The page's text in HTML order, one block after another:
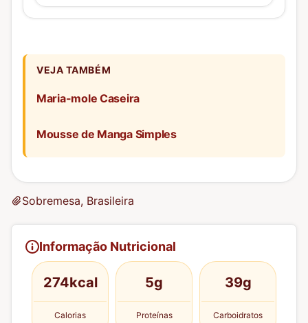
VEJA TAMBÉM
Maria-mole Caseira
Mousse de Manga Simples
Sobremesa, Brasileira
Informação Nutricional
274kcal
Calorias
5g
Proteínas
39g
Carboidratos